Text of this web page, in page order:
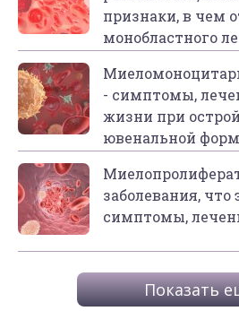
признаки, в чем
монобластного
- симптомы,
жизни при
ювенальной
заболевания, что
симптомы,
Показать